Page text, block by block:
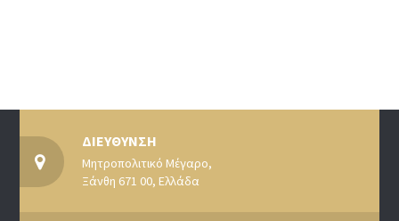
ΔΙΕΥΘΥΝΣΗ
Μητροπολιτικό Μέγαρο,
Ξάνθη 671 00, Ελλάδα